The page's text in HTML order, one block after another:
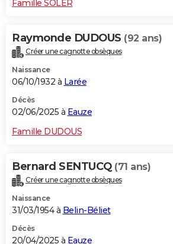
Famille SOLER
Raymonde DUDOUS (92 ans)
Créer une cagnotte obsèques
Naissance
06/10/1932 à Larée
Décès
02/06/2025 à Eauze
Famille DUDOUS
Bernard SENTUCQ (71 ans)
Créer une cagnotte obsèques
Naissance
31/03/1954 à Belin-Béliet
Décès
20/04/2025 à Eauze